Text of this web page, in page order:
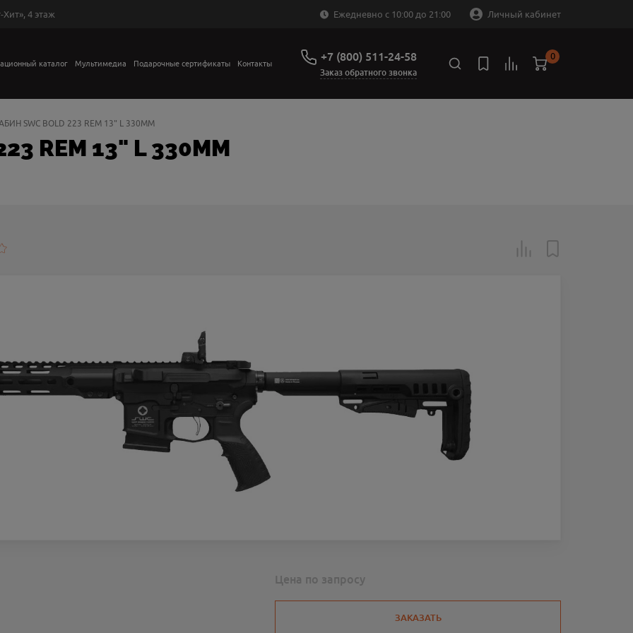
4 этаж Ежедневно с 10:00 до 21:00 Личный кабинет
каталог Мультимедиа Подарочные сертификаты Контакты +7 (800) 511-24-58
Заказ обратного звонка
0
SWC BOLD 223 REM 13" L 330MM
REM 13" L 330MM
Цена по запросу
ЗАКАЗАТЬ